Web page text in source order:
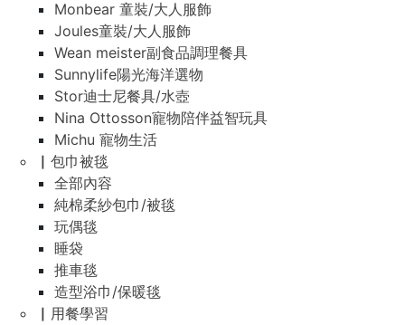
Monbear 童裝/大人服飾
Joules童裝/大人服飾
Wean meister副食品調理餐具
Sunnylife陽光海洋選物
Stor迪士尼餐具/水壺
Nina Ottosson寵物陪伴益智玩具
Michu 寵物生活
▏包巾被毯
全部內容
純棉柔紗包巾/被毯
玩偶毯
睡袋
推車毯
造型浴巾/保暖毯
▏用餐學習